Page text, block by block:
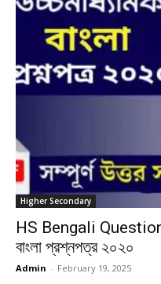
Higher Secondary
HS Bengali
বাংলা প্রশ্নপত্র ২০২০
Admin - February 19, 2025